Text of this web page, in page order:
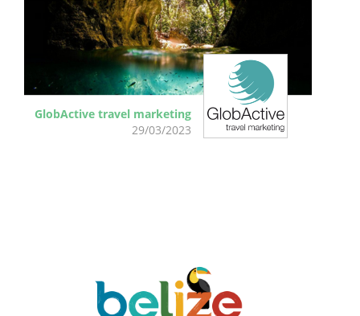
GlobActive travel marketing
29/03/2023